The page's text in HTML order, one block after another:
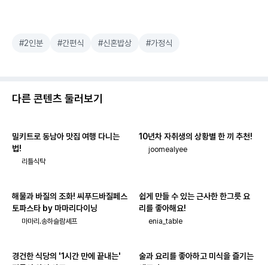
#2인분 #간편식 #신혼밥상 #가정식
다른 콘텐츠 둘러보기
밀키트로 동남아 맛집 여행 다니는
법!
리틀식탁
10년차 자취생의 상황별 한 끼 추천!
joomealyee
해물과 바질의 조화! 씨푸드바질페스
토파스타 by 마마리다이닝
마마리.송하슬람셰프
쉽게 만들 수 있는 근사한 한그릇 요
리를 좋아해요!
enia_table
경건한 식당의 '1시간 만에 끝내는'
술과 요리를 좋아하고 미식을 즐기는